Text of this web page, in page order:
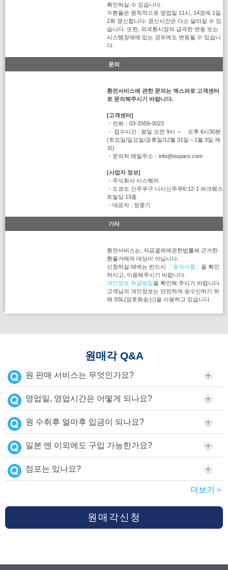
확인하실 수 있습니다.
※환율은 원칙적으로 영업일 11시, 14경에 1일
2회 갱신합니다. 갱신시간은 다소 달라질 수 있
습니다. 또한, 외국환시장의 급격한 변동 또는
시스템장애에 있는 경우에도 변동될 수 있습니
다.
문의
환전서비스에 관한 문의는 엑스파로 고객센터
로 문의해주시기 바랍니다.
[고객센터]
・전화：03-3359-0023
・ 접수시간 : 평일 오전 9시 ～ 오후 6시30분
(토요일/일요일/공휴일/12월 31일～1월 3일 제
외)
・문의처 메일주소：info@exparo.com
[사업자 정보]
・주식회사 시스퀘어
・도쿄도 신주쿠구 니시신주쿠6-12-1 파크웨스
트빌딩 13층
・대표자 : 정중기
기타
환전서비스는, 자금결제에관한법률에 근거한
환율거래의 대상이 아닙니다.
신청하실 때에는 반드시
「동의사항」 을 확인
하시고, 이용해주시기 바랍니다.
개인정보 취급방침을 확인해 주시기 바랍니다.
고객님의 개인정보는 안전하게 송수신하기 위
해 SSL(암호화송신)을 사용하고 있습니다.
원매각 Q&A
원 판매 서비스는 무엇인가요?
영업일, 영업시간은 어떻게 되나요?
원 수취후 얼마후 입금이 되나요?
일본 엔 이외에도 구입 가능한가요?
점포는 있나요?
더보기＞
원매각신청